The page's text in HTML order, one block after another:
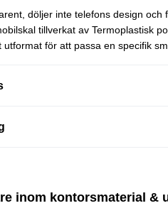
döljer inte telefons design och
tillverkat av Termoplastisk
utformat för att passa en specifik
inom kontorsmaterial &